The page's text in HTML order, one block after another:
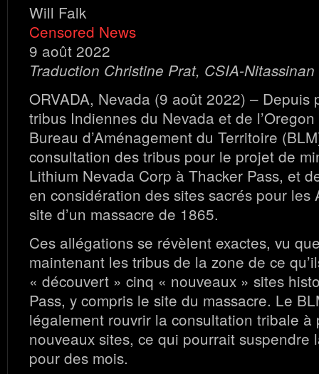
Will Falk
Censored News
9 août 2022
Traduction Christine Prat, CSIA-Nitassinan
ORVADA, Nevada (9 août 2022) – Depuis
tribus Indiennes du Nevada et de
Bureau d’Aménagement du Territoire
consultation des tribus pour le projet de
Lithium Nevada Corp à Thacker Pass, et
en considération des sites sacrés pour les
site d’un massacre de 1865.
Ces allégations se révèlent exactes, vu
maintenant les tribus de la zone de ce
« découvert » cinq « nouveaux » sites
Pass, y compris le site du massacre. Le
légalement rouvrir la consultation tribale à
nouveaux sites, ce qui pourrait suspendre
pour des mois.